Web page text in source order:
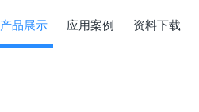
产品展示 应用案例 资料下载